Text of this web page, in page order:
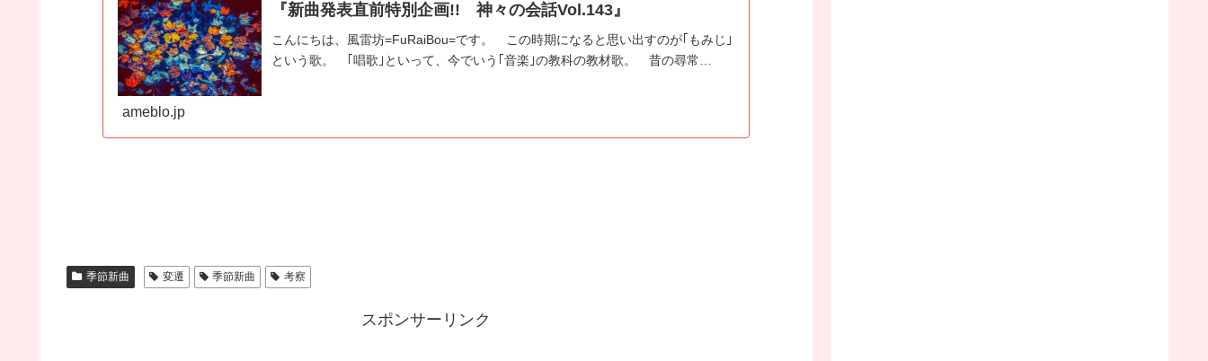
『新曲発表直前特別企画!! 神々の会話Vol.143』
こんにちは、風雷坊=FuRaiBou=です。 この時期になると思い出すのが｢もみじ｣
という歌。 ｢唱歌｣といって、今でいう｢音楽｣の教科の教材歌。 昔の尋常…
ameblo.jp
季節新曲 変遷 季節新曲 考察
スポンサーリンク